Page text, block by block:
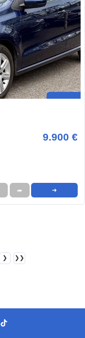
9.900 €
➦ ➜
❯ ❯❯